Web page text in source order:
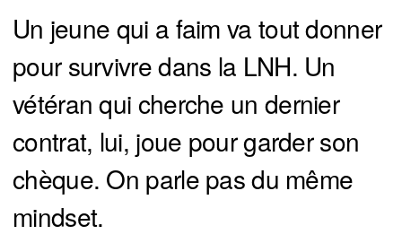
Un jeune qui a faim va tout donner
pour survivre dans la LNH. Un
vétéran qui cherche un dernier
contrat, lui, joue pour garder son
chèque. On parle pas du même
mindset.